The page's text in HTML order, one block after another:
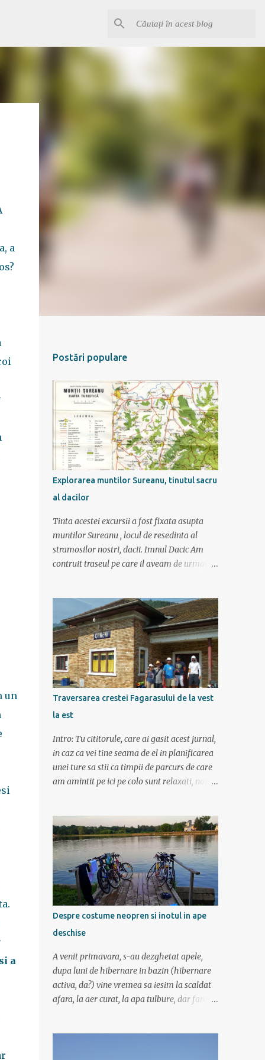
a
un
a
Postări populare
Explorarea muntilor Sureanu, tinutul sacru
al dacilor
Tinta acestei excursii a fost fixata asupta
muntilor Sureanu , locul de resedinta al
stramosilor nostri, dacii. Imnul Dacic Am
contruit traseul pe care il aveam de urmat
zile ca doar de aia e vacanta. Am plecat
sambata 30 iulie pe ruta Pitesti, Rm. Valcea,
Novaci, Ranca, Sebes, Orastie. Si cum se
putea sa plecam decat cu masina dacilor, ce-
i drept restilizata si imbunatatita, denumita
acum Dacia Logan. Ne-am inarmat cu 3-4
harti si cu un plan bine documentat de vreo
15 pagini (cine il vrea sa ridice mana sus). Am
inghesuit cu greu rucsacii, corturile, sacii de
dormit si mancarea in masina.
Traversarea crestei Fagarasului de la vest
la est
Intro: Tu cititorule, care ai gasit acest jurnal,
in caz ca vei tine seama de el in planificarea
unei ture sa stii ca timpii de parcurs de care
am amintit pe ici pe colo sunt relaxati, noi
si mancare cat pentru 5 zile. In plus de ce ne-
am fi grabit cand era asa de frumos? :) Ziua I
Dupa tura de leneveala de la mare/delta se
cuvenea ceva tare la munte, la altitudine, la
aer curat. Si unde se putea mai sus decat in
Muntii Fagaras , cea mai lunga creasta
montana din Romania si cu cele mai inalte
trei varfuri: Moldoveanu, Negoiu si Vistea
Mare. Am planuit sa parcurgem toata
creasta in 5 zile, de la vest la est. In total 70
de km. De la orele de geografie din scoala ne
aminteam ca grupa Muntilor Fagaras se
intinde intre Turnu Rosu (pe Valea Oltului) si
unde luam trenul pret de jumatate de ora
Despre costume neopren si inotul in ape
deschise
A venit primavara, s-au dezghetat apele,
dupa luni de hibernare in bazin (hibernare
activa, da?) vine vremea sa iesim la scaldat
afara, la aer curat, la apa tulbure, dar fara